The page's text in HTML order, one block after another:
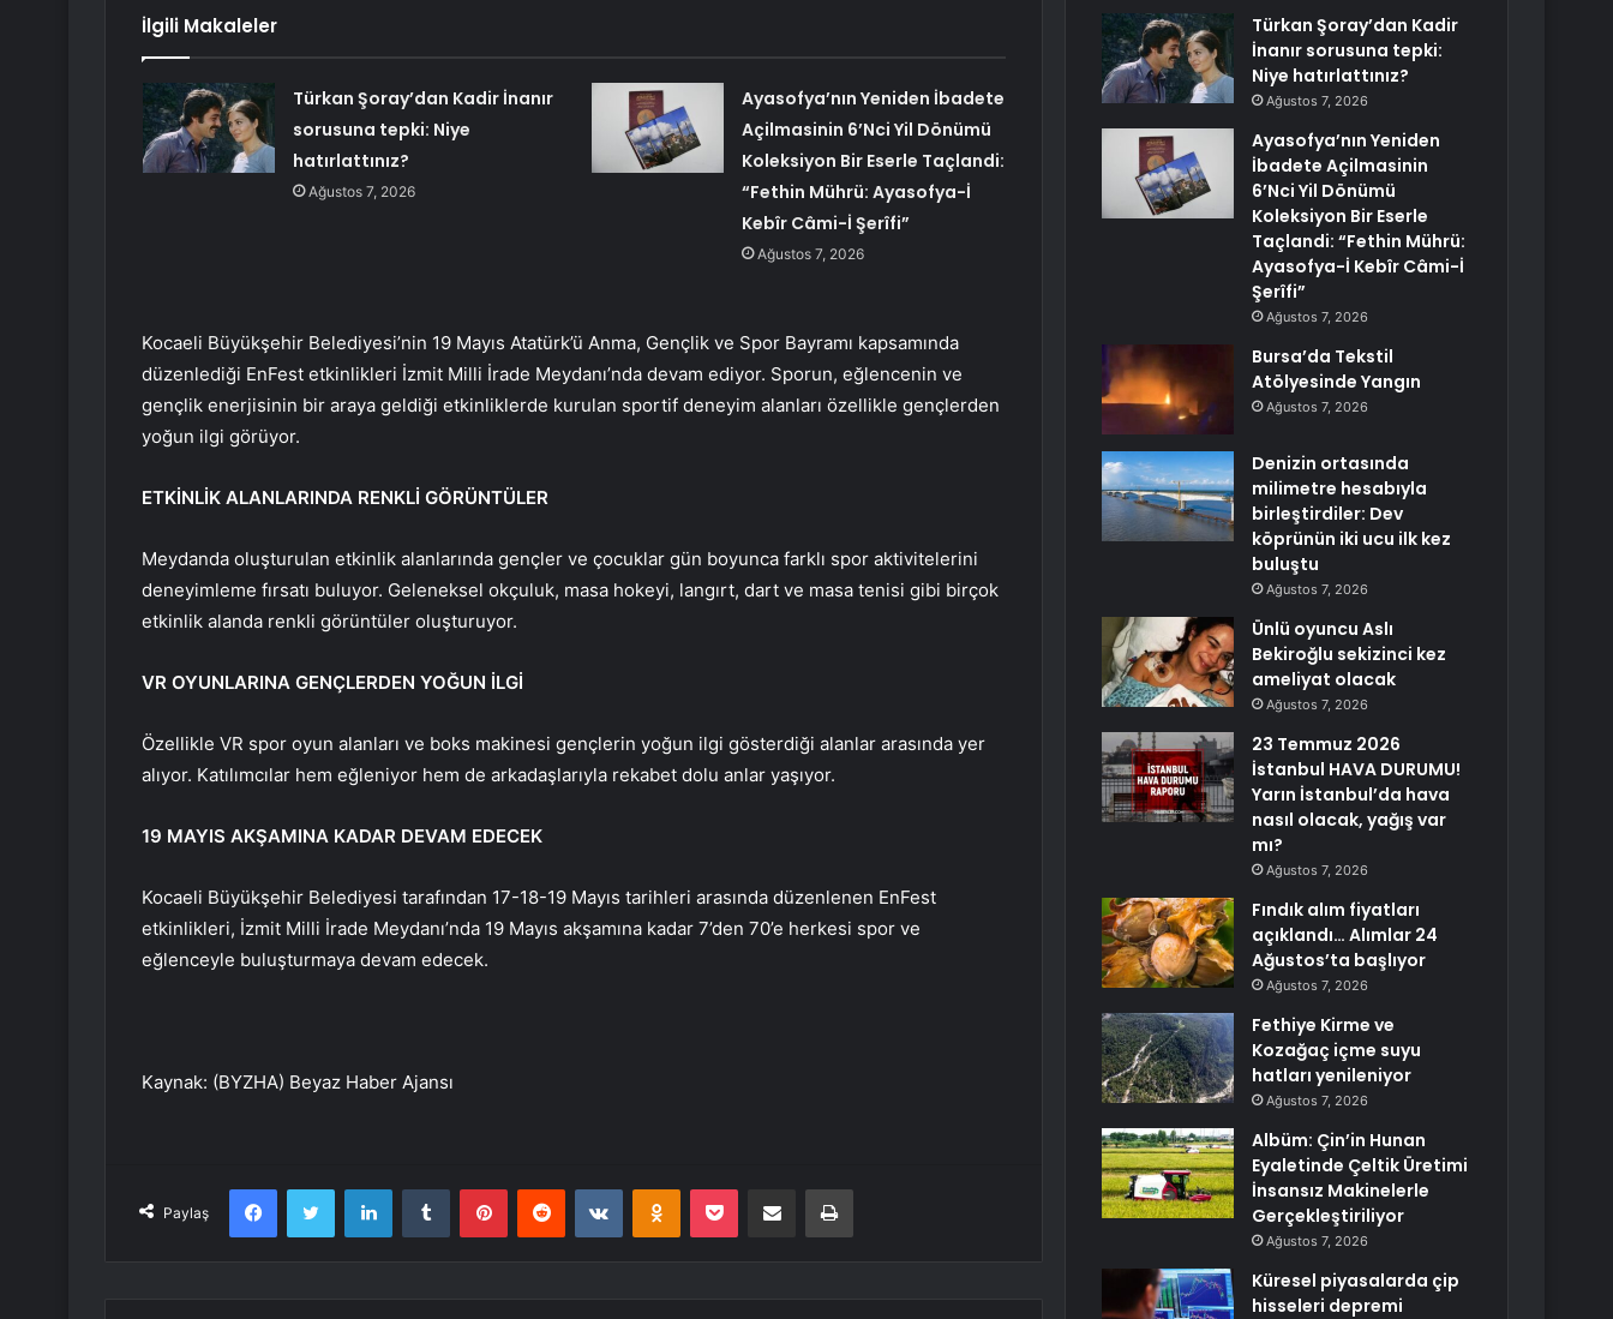
İlgili Makaleler
Türkan Şoray’dan Kadir İnanır
sorusuna tepki: Niye
hatırlattınız?
Ağustos 7, 2026
Ayasofya’nın Yeniden İbadete
Açilmasinin 6’Nci Yil Dönümü
Koleksiyon Bir Eserle Taçlandi:
“Fethin Mührü: Ayasofya-İ
Kebîr Câmi-İ Şerîfi”
Ağustos 7, 2026
Kocaeli Büyükşehir Belediyesi’nin 19 Mayıs Atatürk’ü Anma, Gençlik ve Spor Bayramı kapsamında
düzenlediği EnFest etkinlikleri İzmit Milli İrade Meydanı’nda devam ediyor. Sporun, eğlencenin ve
gençlik enerjisinin bir araya geldiği etkinliklerde kurulan sportif deneyim alanları özellikle gençlerden
yoğun ilgi görüyor.
ETKİNLİK ALANLARINDA RENKLİ GÖRÜNTÜLER
Meydanda oluşturulan etkinlik alanlarında gençler ve çocuklar gün boyunca farklı spor aktivitelerini
deneyimleme fırsatı buluyor. Geleneksel okçuluk, masa hokeyi, langırt, dart ve masa tenisi gibi birçok
etkinlik alanda renkli görüntüler oluşturuyor.
VR OYUNLARINA GENÇLERDEN YOĞUN İLGİ
Özellikle VR spor oyun alanları ve boks makinesi gençlerin yoğun ilgi gösterdiği alanlar arasında yer
alıyor. Katılımcılar hem eğleniyor hem de arkadaşlarıyla rekabet dolu anlar yaşıyor.
19 MAYIS AKŞAMINA KADAR DEVAM EDECEK
Kocaeli Büyükşehir Belediyesi tarafından 17-18-19 Mayıs tarihleri arasında düzenlenen EnFest
etkinlikleri, İzmit Milli İrade Meydanı’nda 19 Mayıs akşamına kadar 7’den 70’e herkesi spor ve
eğlenceyle buluşturmaya devam edecek.
Kaynak: (BYZHA) Beyaz Haber Ajansı
Paylaş
FacebookTwitter LinkedInTumblr PinterestReddit VKontakteOdnoklassniki
Pocket E-Posta ile paylaş Yazdır
Türkan Şoray’dan Kadir
İnanır sorusuna tepki:
Niye hatırlattınız?
Ağustos 7, 2026
Ayasofya’nın Yeniden
İbadete Açilmasinin
6’Nci Yil Dönümü
Koleksiyon Bir Eserle
Taçlandi: “Fethin Mührü:
Ayasofya-İ Kebîr Câmi-İ
Şerîfi”
Ağustos 7, 2026
Bursa’da Tekstil
Atölyesinde Yangın
Ağustos 7, 2026
Denizin ortasında
milimetre hesabıyla
birleştirdiler: Dev
köprünün iki ucu ilk kez
buluştu
Ağustos 7, 2026
Ünlü oyuncu Aslı
Bekiroğlu sekizinci kez
ameliyat olacak
Ağustos 7, 2026
23 Temmuz 2026
İstanbul HAVA DURUMU!
Yarın İstanbul’da hava
nasıl olacak, yağış var
mı?
Ağustos 7, 2026
Fındık alım fiyatları
açıklandı… Alımlar 24
Ağustos’ta başlıyor
Ağustos 7, 2026
Fethiye Kirme ve
Kozağaç içme suyu
hatları yenileniyor
Ağustos 7, 2026
Albüm: Çin’in Hunan
Eyaletinde Çeltik Üretimi
İnsansız Makinelerle
Gerçekleştiriliyor
Ağustos 7, 2026
Küresel piyasalarda çip
hisseleri depremi